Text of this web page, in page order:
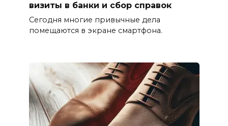
визиты в банки и сбор справок
Сегодня многие привычные дела
помещаются в экране смартфона.